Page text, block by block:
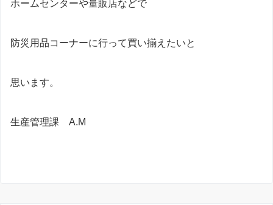
ホームセンターや量販店などで
防災用品コーナーに行って買い揃えたいと
思います。
生産管理課 A.M